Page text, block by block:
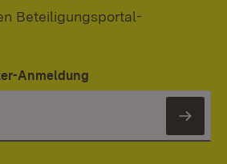
Beteiligungsportal-
Anmeldung